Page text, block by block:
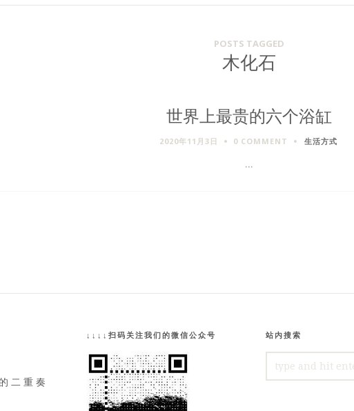
POSTS TAGGED
木化石
世界上最贵的六个浴缸
2020年11月3日 0 COMMENT 生活方式
...
二 重 奏
↓↓↓↓扫码关注我们的微信公众号 站内搜索
FOR: